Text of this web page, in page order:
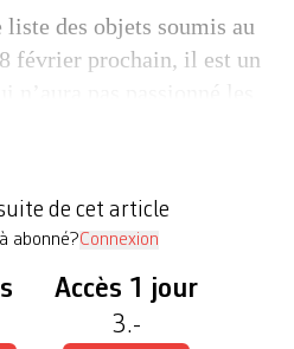
liste des objets soumis au
février prochain, il est un
son […]
de cet article
abonné?Connexion
Accès 1 jour
3.-